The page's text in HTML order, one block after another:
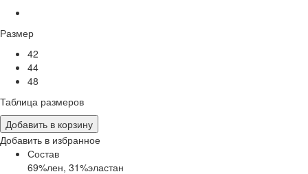
Размер
42
44
48
Таблица размеров
Добавить в корзину
Добавить в избранное
Состав
69%лен, 31%эластан